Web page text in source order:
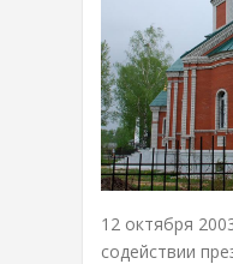
12 октября
содействии